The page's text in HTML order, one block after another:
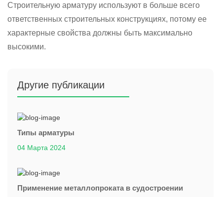
Строительную арматуру используют в больше всего
ответственных строительных конструкциях, потому ее
характерные свойства должны быть максимально
высокими.
Другие публикации
Типы арматуры
04 Марта 2024
Применение металлопроката в судостроении